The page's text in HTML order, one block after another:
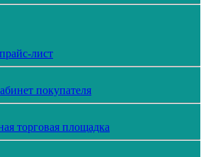
лист
покупателя
торговая площадка